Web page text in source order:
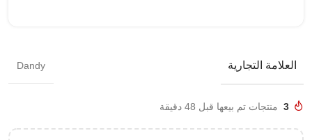
العلامة التجارية Dandy
3 منتجات تم بيعها قبل 48 دقيقة